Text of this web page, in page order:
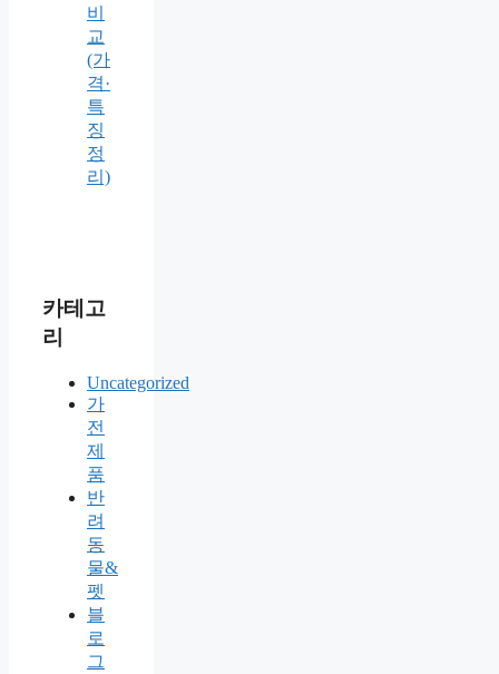
비
교
(가
격·
특
징
정
리)
카테고
리
Uncategorized
가
전
제
품
반
려
동
물&
펫
블
로
그